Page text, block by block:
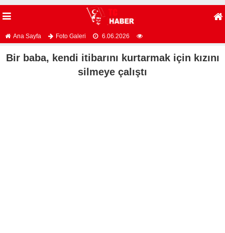
Ana Sayfa Foto Galeri 6.06.2026
Bir baba, kendi itibarını kurtarmak için kızını
silmeye çalıştı